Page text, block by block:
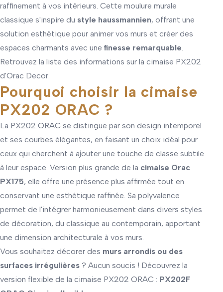
raffinement à vos intérieurs. Cette moulure murale
classique s'inspire du style haussmannien, offrant une
solution esthétique pour animer vos murs et créer des
espaces charmants avec une finesse remarquable
Retrouvez la liste des informations sur la cimaise PX202
d'Orac Decor.
Pourquoi choisir la cimaise
PX202 ORAC ?
La PX202 ORAC se distingue par son design intemporel
et ses courbes élégantes, en faisant un choix idéal pour
ceux qui cherchent à ajouter une touche de classe subtile
à leur espace. Version plus grande de la cimaise Orac
PX175, elle offre une présence plus affirmée tout en
conservant une esthétique raffinée. Sa polyvalence
permet de l'intégrer harmonieusement dans divers styles
de décoration, du classique au contemporain, apportant
une dimension architecturale à vos murs.
Vous souhaitez décorer des murs arrondis ou des
surfaces irrégulières ? Aucun soucis ! Découvrez la
version flexible de la cimaise PX202 ORAC : PX202F